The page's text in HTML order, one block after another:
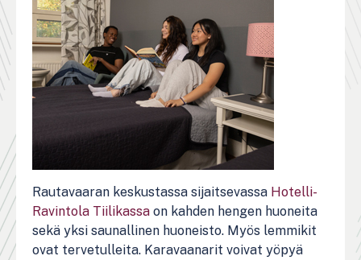
Rautavaaran keskustassa sijaitsevassa Hotelli-
Ravintola Tiilikassa on kahden hengen huoneita
sekä yksi saunallinen huoneisto. Myös lemmikit
ovat tervetulleita. Karavaanarit voivat yöpyä